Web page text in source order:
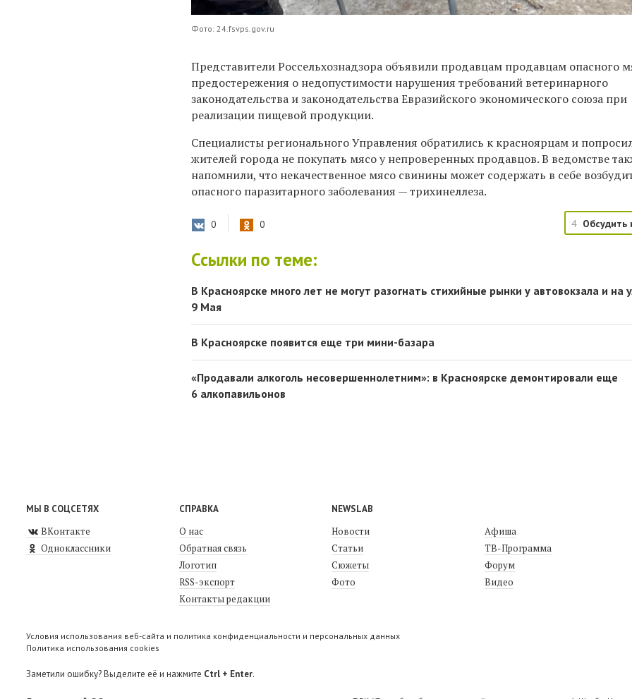
Фото: 24.fsvps.gov.ru
Представители Россельхознадзора объявили продавцам продавцам опасного
предостережения о недопустимости нарушения требований ветеринарного
законодательства и законодательства Евразийского экономического союза при
реализации пищевой продукции.
Специалисты регионального Управления обратились к красноярцам и
жителей города не покупать мясо у непроверенных продавцов. В ведомстве
напомнили, что некачественное мясо свинины может содержать в себе
опасного паразитарного заболевания — трихинеллеза.
0 0 4 Обсудить
Ссылки по теме:
В Красноярске много лет не могут разогнать стихийные рынки у автовокзала и на
9 Мая
В Красноярске появится еще три мини-базара
«Продавали алкоголь несовершеннолетним»: в Красноярске демонтировали еще
6 алкопавильонов
МЫ В СОЦСЕТЯХ
ВКонтакте
Одноклассники
СПРАВКА
О нас
Обратная связь
Логотип
RSS-экспорт
Контакты редакции
NEWSLAB
Новости
Статьи
Сюжеты
Фото
Афиша
ТВ-Программа
Форум
Видео
Условия использования веб-сайта и политика конфиденциальности и персональных данных
Политика использования cookies
Заметили ошибку? Выделите её и нажмите Ctrl + Enter.